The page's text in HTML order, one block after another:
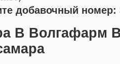
добавочный номер:
В Волгафарм